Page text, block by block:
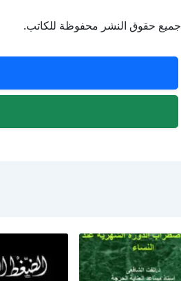
جميع حقوق النشر محفوظة للكاتب.